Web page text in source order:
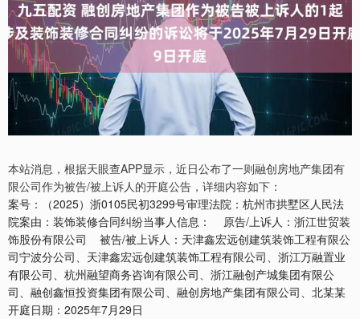
本站消息，根据天眼查APP显示，近日公布了一则融创房地产集团有
限公司作为被告/被上诉人的开庭公告，详细内容如下：
案号：（2025）浙0105民初3299号审理法院：杭州市拱墅区人民法
院案由：装饰装修合同纠纷当事人信息： 原告/上诉人：浙江世贸装
饰股份有限公司 被告/被上诉人：天津鑫宏远创建筑装饰工程有限公
司宁波分公司、天津鑫宏远创建筑装饰工程有限公司、浙江万融置业
有限公司、杭州融望商务咨询有限公司、浙江融创产城集团有限公
司、融创鑫恒投资集团有限公司、融创房地产集团有限公司、北某某
开庭日期：2025年7月29日